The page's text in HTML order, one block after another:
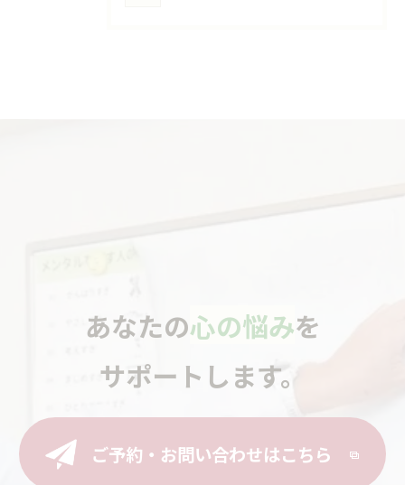
あなたの心の悩みを
サポートします。
ご予約・お問い合わせはこちら